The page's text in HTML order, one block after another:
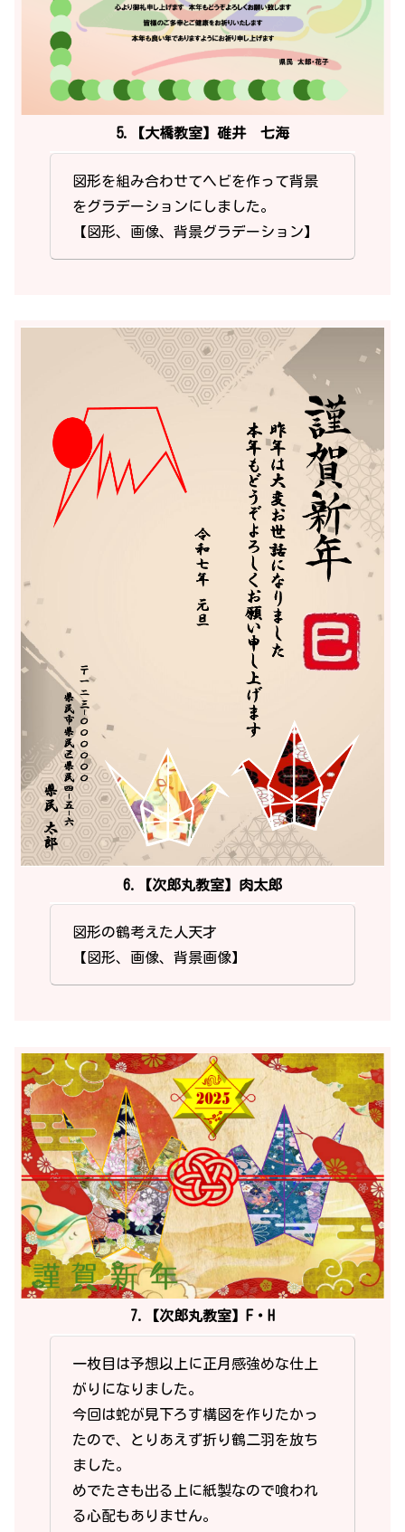
5.【大橋教室】碓井 七海
図形を組み合わせてヘビを作って背景
をグラデーションにしました。
【図形、画像、背景グラデーション】
6.【次郎丸教室】肉太郎
図形の鶴考えた人天才
【図形、画像、背景画像】
7.【次郎丸教室】F・H
一枚目は予想以上に正月感強めな仕上
がりになりました。
今回は蛇が見下ろす構図を作りたかっ
たので、とりあえず折り鶴二羽を放ち
ました。
めでたさも出る上に紙製なので喰われ
る心配もありません。